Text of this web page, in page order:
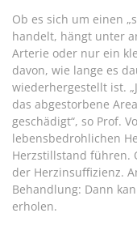
Ob es sich um einen
handelt, hängt unter
Arterie oder nur ein
davon, wie lange es
wiederhergestellt ist.
das abgestorbene
geschädigt“, so Prof.
lebensbedrohlichen
Herzstillstand führen.
der Herzinsuffizienz.
Behandlung: Dann
erholen.